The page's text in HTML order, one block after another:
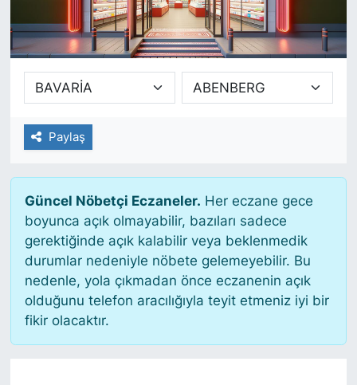
Paylaş
Güncel Nöbetçi Eczaneler. Her eczane gece
boyunca açık olmayabilir, bazıları sadece
gerektiğinde açık kalabilir veya beklenmedik
durumlar nedeniyle nöbete gelemeyebilir. Bu
nedenle, yola çıkmadan önce eczanenin açık
olduğunu telefon aracılığıyla teyit etmeniz iyi bir
fikir olacaktır.
SİYASET
SAĞLIK